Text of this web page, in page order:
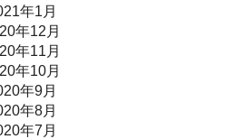
年1月
年12月
年11月
年10月
年9月
年8月
年7月